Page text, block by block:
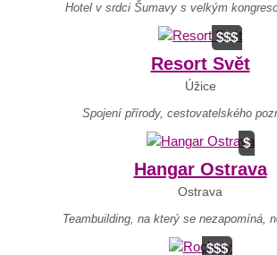
Hotel v srdci Šumavy s velkým
$$$
Resort Svět
Úžice
Spojení přírody, cestovatelského
$
Hangar Ostrava
Ostrava
Teambuilding, na který se nezapomíná,
$$$